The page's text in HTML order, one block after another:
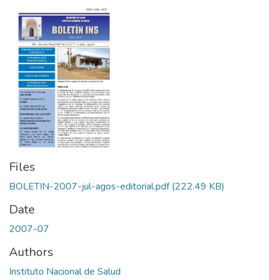
Enlaces de interés ▾
Files
BOLETIN-2007-jul-agos-editorial.pdf(222.49 KB)
Date
2007-07
Authors
Instituto Nacional de Salud